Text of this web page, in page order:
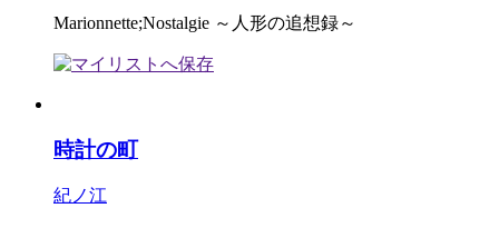
Marionnette;Nostalgie ～人形の追想録～
時計の町
紀ノ江